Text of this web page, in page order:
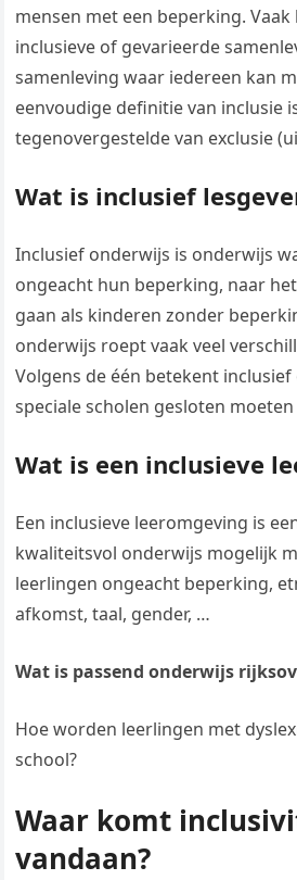
mensen met een beperking.
inclusieve of gevarieerde
samenleving waar iedereen kan
eenvoudige definitie van inclusie
tegenovergestelde van exclusie
Wat is inclusief
Inclusief onderwijs is onderwijs
ongeacht hun beperking, naar
gaan als kinderen zonder
onderwijs roept vaak veel
Volgens de één betekent
speciale scholen gesloten
Wat is een inclusieve
Een inclusieve leeromgeving is
kwaliteitsvol onderwijs mogelijk
leerlingen ongeacht beperking,
afkomst, taal, gender, …
Wat is passend onderwijs
Hoe worden leerlingen met
school?
Waar komt
vandaan?